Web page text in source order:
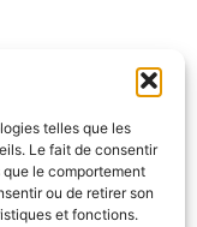
telles que les
Le fait de consentir
le comportement
ou de retirer son
et fonctions.